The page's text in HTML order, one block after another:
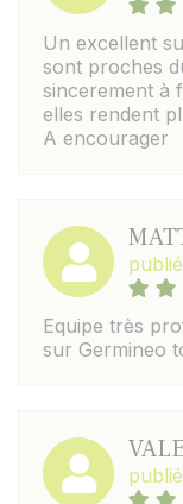
Un excellent
sont proches
sincerement à
elles rendent
A encourager
Equipe très
sur Germineo